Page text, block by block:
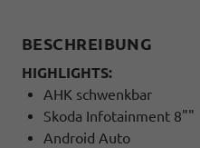
BESCHREIBUNG
HIGHLIGHTS:
AHK schwenkbar
Skoda Infotainment 8""
Android Auto